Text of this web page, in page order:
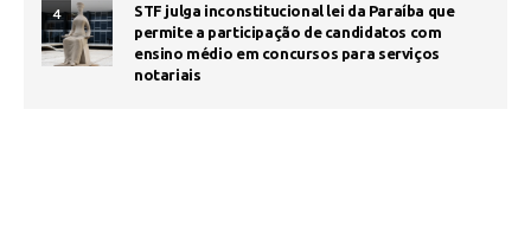
4
STF julga inconstitucional lei da Paraíba que
permite a participação de candidatos com
ensino médio em concursos para serviços
notariais